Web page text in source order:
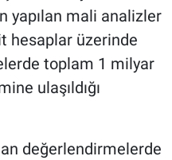
yapılan mali analizler
hesaplar üzerinde
toplam 1 milyar
ulaşıldığı
değerlendirmelerde